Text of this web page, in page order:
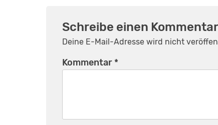
Schreibe einen Kommentar
Deine E-Mail-Adresse wird nicht
Kommentar *